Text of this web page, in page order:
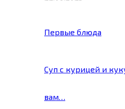
Первые блюда
Суп с курицей и
вам…